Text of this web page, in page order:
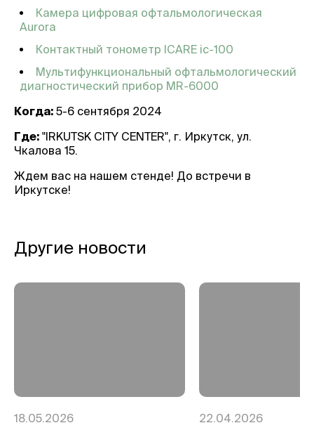
Камера цифровая офтальмологическая
Aurora
Контактный тонометр ICARE ic-100
Мультифункциональный офтальмологический
диагностический прибор MR-6000
Когда: 5-6 сентября 2024
Где: "IRKUTSK CITY CENTER", г. Иркутск, ул.
Чкалова 15.
Ждем вас на нашем стенде! До встречи в
Иркутске!
Другие новости
18.05.2026
22.04.2026